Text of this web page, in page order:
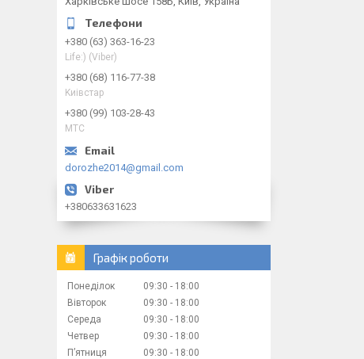
+380 (63) 363-16-23
Life:) (Viber)
+380 (68) 116-77-38
Kиiвcтap
+380 (99) 103-28-43
МТС
dorozhe2014@gmail.com
+380633631623
Графік роботи
Понеділок 09:30
18:00
Вівторок
09:30
18:00
Середа
09:30
18:00
Четвер
09:30
18:00
Пʼятниця
09:30 18:00